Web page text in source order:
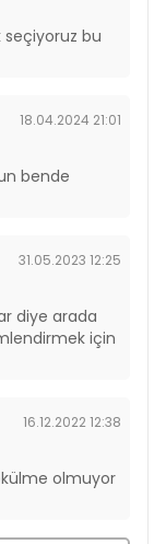
bu
18.04.2024 21:01
bende
31.05.2023 12:25
diye arada
için
16.12.2022 12:38
olmuyor